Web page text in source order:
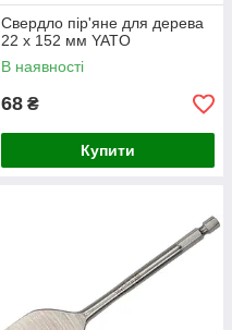
Свердло пір'яне для дерева
22 х 152 мм YATO
В наявності
68 ₴
Купити